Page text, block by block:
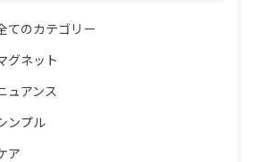
てのカテゴリー
グネット
ュアンス
ンプル
ア